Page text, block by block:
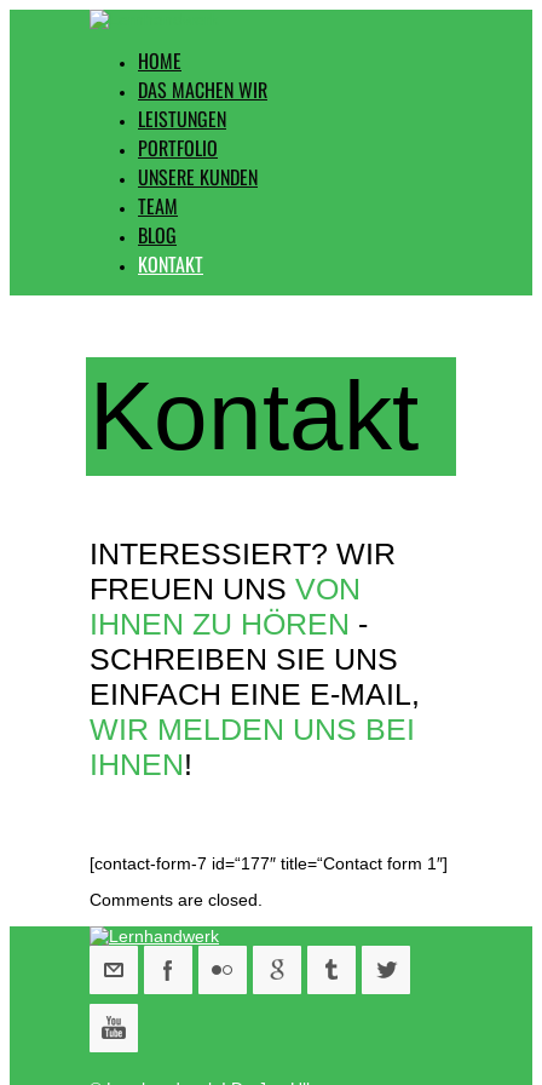
HOME
DAS MACHEN WIR
LEISTUNGEN
PORTFOLIO
UNSERE KUNDEN
TEAM
BLOG
KONTAKT
Kontakt
INTERESSIERT? WIR
FREUEN UNS VON
IHNEN ZU HÖREN -
SCHREIBEN SIE UNS
EINFACH EINE E-MAIL,
WIR MELDEN UNS BEI
IHNEN!
[contact-form-7 id=“177″ title=“Contact form 1″]
Comments are closed.